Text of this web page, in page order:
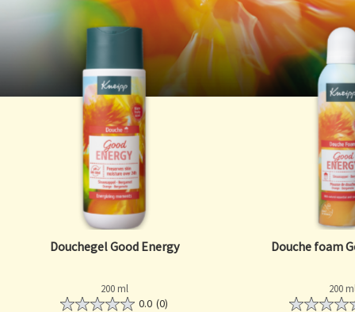
Douchegel Good Energy
200 ml
0.0 (0)
Douche foam
200